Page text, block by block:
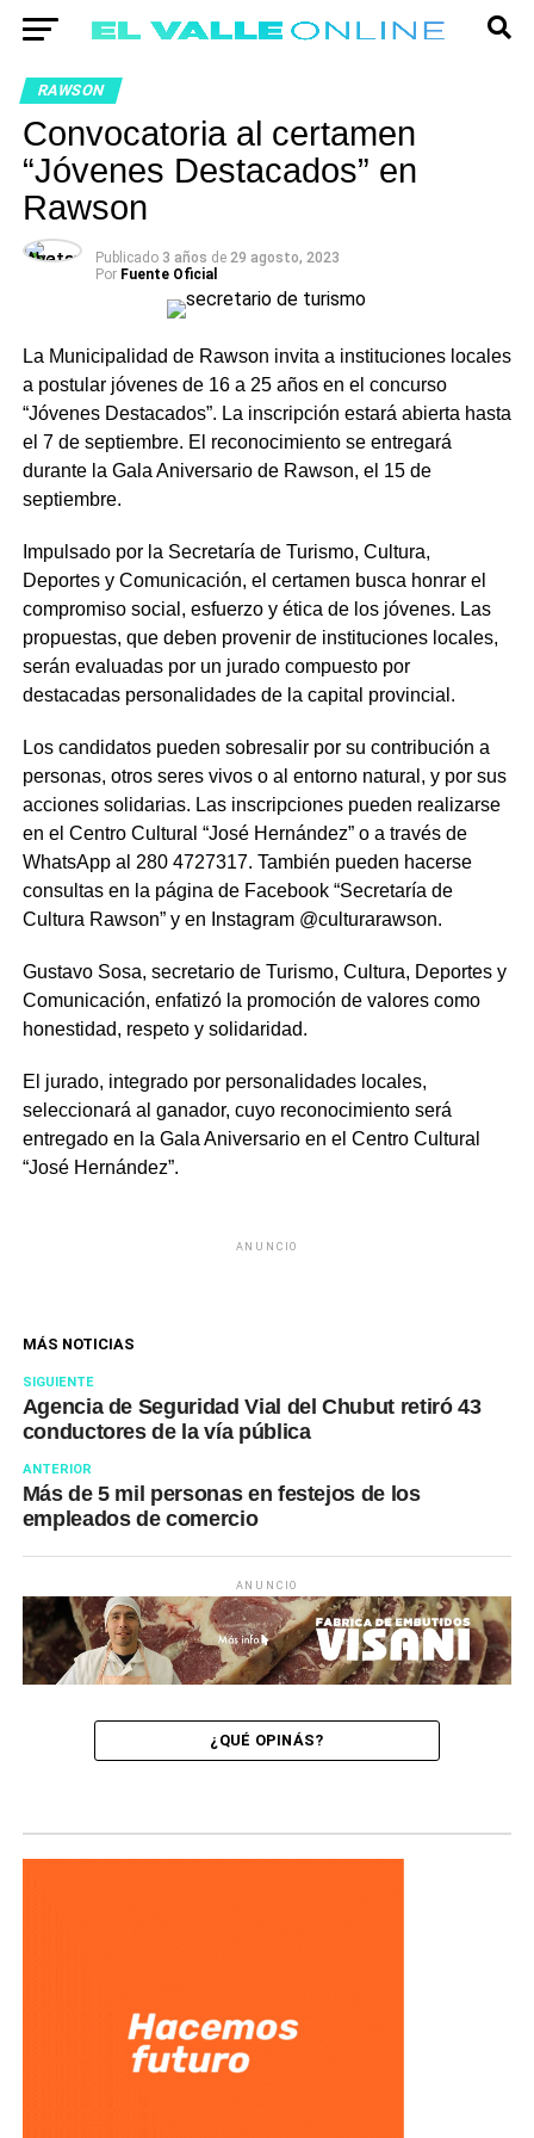
RAWSON
Convocatoria al certamen
“Jóvenes Destacados” en
Rawson
Publicado 3 años de 29 agosto, 2023
Por Fuente Oficial
La Municipalidad de Rawson invita a instituciones locales
a postular jóvenes de 16 a 25 años en el concurso
“Jóvenes Destacados”. La inscripción estará abierta hasta
el 7 de septiembre. El reconocimiento se entregará
durante la Gala Aniversario de Rawson, el 15 de
septiembre.
Impulsado por la Secretaría de Turismo, Cultura,
Deportes y Comunicación, el certamen busca honrar el
compromiso social, esfuerzo y ética de los jóvenes. Las
propuestas, que deben provenir de instituciones locales,
serán evaluadas por un jurado compuesto por
destacadas personalidades de la capital provincial.
Los candidatos pueden sobresalir por su contribución a
personas, otros seres vivos o al entorno natural, y por sus
acciones solidarias. Las inscripciones pueden realizarse
en el Centro Cultural “José Hernández” o a través de
WhatsApp al 280 4727317. También pueden hacerse
consultas en la página de Facebook “Secretaría de
Cultura Rawson” y en Instagram @culturarawson.
Gustavo Sosa, secretario de Turismo, Cultura, Deportes y
Comunicación, enfatizó la promoción de valores como
honestidad, respeto y solidaridad.
El jurado, integrado por personalidades locales,
seleccionará al ganador, cuyo reconocimiento será
entregado en la Gala Aniversario en el Centro Cultural
“José Hernández”.
ANUNCIO
MÁS NOTICIAS
SIGUIENTE
Agencia de Seguridad Vial del Chubut retiró 43
conductores de la vía pública
ANTERIOR
Más de 5 mil personas en festejos de los
empleados de comercio
ANUNCIO
¿QUÉ OPINÁS?